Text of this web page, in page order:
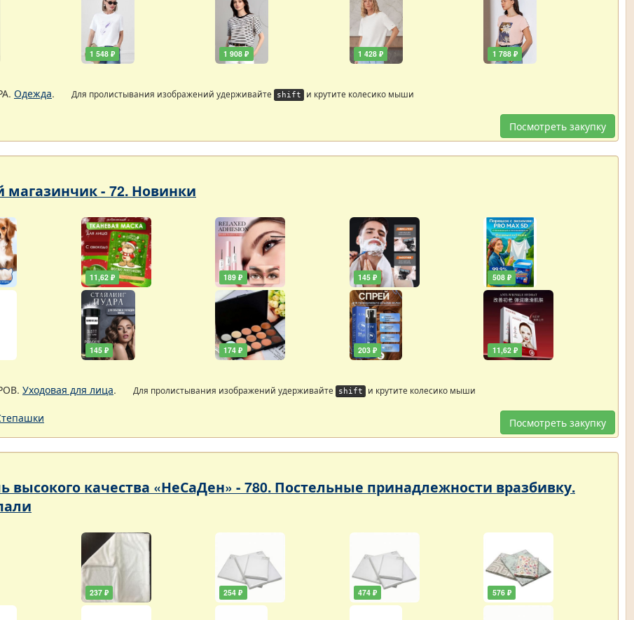
1 548 ₽ 1 908 ₽ 1 428 ₽ 1 788 ₽
Одежда. Для пролистывания изображений удерживайте shift и крутите колесико мыши
Посмотреть закупку
- 72. Новинки
11,62 ₽
145 ₽
189 ₽
174 ₽
145 ₽
203 ₽
508 ₽
11,62 ₽
Уходовая для лица. Для пролистывания изображений удерживайте shift и крутите колесико мыши
Посмотреть закупку
высокого качества «НеСаДен» - 780. Постельные принадлежности вразбивку.
237 ₽ 254 ₽ 474 ₽ 576 ₽